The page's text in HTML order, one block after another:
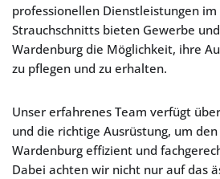
professionellen Dienstleistungen im
Strauchschnitts bieten Gewerbe
Wardenburg die Möglichkeit, ihre
zu pflegen und zu erhalten.
Unser erfahrenes Team verfügt
und die richtige Ausrüstung, um
Wardenburg effizient und
Dabei achten wir nicht nur auf das